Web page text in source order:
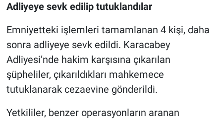
Adliyeye sevk edilip tutuklandılar
Emniyetteki işlemleri tamamlanan 4 kişi, daha
sonra adliyeye sevk edildi. Karacabey
Adliyesi’nde hakim karşısına çıkarılan
şüpheliler, çıkarıldıkları mahkemece
tutuklanarak cezaevine gönderildi.
Yetkililer, benzer operasyonların aranan